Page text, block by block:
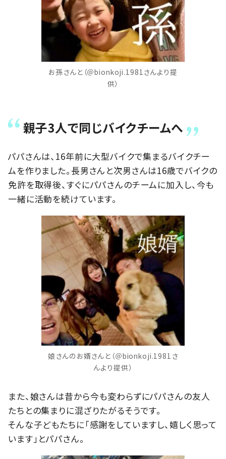
お孫さんと（＠bionkoji.1981さんより提
供）
親子3人で同じバイクチームへ
パパさんは、16年前に大型バイクで集まるバイクチー
ムを作りました。長男さんと次男さんは16歳でバイクの
免許を取得後、すぐにパパさんのチームに加入し、今も
一緒に活動を続けています。
娘さんのお婿さんと（＠bionkoji.1981さ
んより提供）
また、娘さんは昔から今も変わらずにパパさんの友人
たちとの集まりに混ざりたがるそうです。
そんな子どもたちに「感謝をしていますし、嬉しく思って
います」とパパさん。